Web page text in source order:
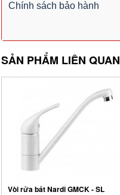
Chính sách bảo hành
SẢN PHẨM LIÊN QUAN
Vòi rửa bát Nardi GMCK - SL